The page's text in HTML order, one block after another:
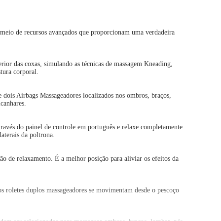
de recursos avançados que proporcionam uma verdadeira
das coxas, simulando as técnicas de massagem Kneading,
corporal.
Airbags Massageadores localizados nos ombros, braços,
do painel de controle em português e relaxe completamente
da poltrona.
de relaxamento. É a melhor posição para aliviar os efeitos da
duplos massageadores se movimentam desde o pescoço